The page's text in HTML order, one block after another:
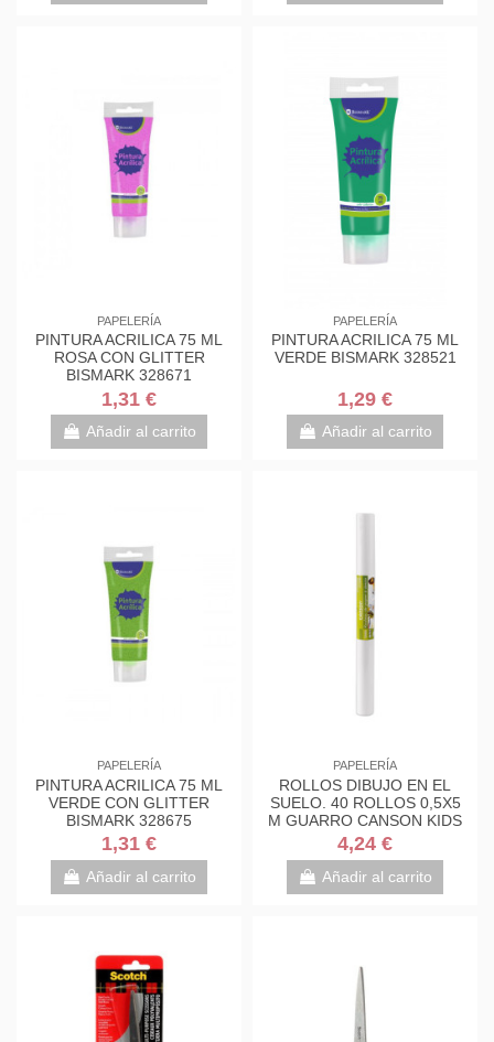
PAPELERÍA
PINTURA ACRILICA 75 ML
ROSA CON GLITTER
BISMARK 328671
1,31 €
Añadir al carrito
PAPELERÍA
PINTURA ACRILICA 75 ML
VERDE BISMARK 328521
1,29 €
Añadir al carrito
PAPELERÍA
PINTURA ACRILICA 75 ML
VERDE CON GLITTER
BISMARK 328675
1,31 €
Añadir al carrito
PAPELERÍA
ROLLOS DIBUJO EN EL
SUELO. 40 ROLLOS 0,5X5
M GUARRO CANSON KIDS
C200003210
4,24 €
Añadir al carrito